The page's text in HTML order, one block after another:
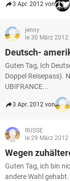
3 Apr. 2012 von
jenny
le 30 März 2012
Deutsch-
Guten Tag, Ich
Doppel Reisepass).
UBIFRANCE...
3 Apr. 2012 von
RUSSE
le 29 März 2012
Wegen
Guten Tag, ich bin
andere Wahl